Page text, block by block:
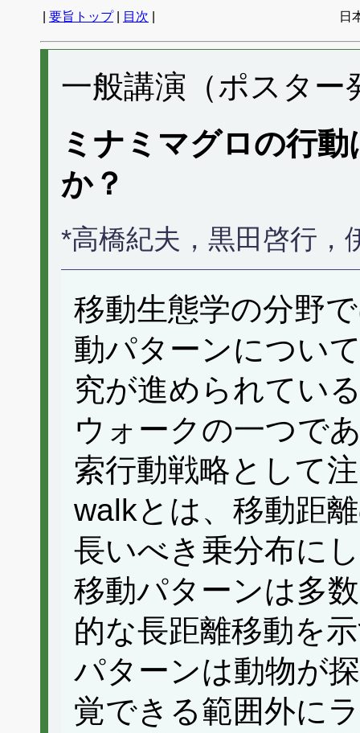
要旨トップ| 目次 日
一般講演（ポスター
ミナミマグロの行
か？
*高橋紀夫，黒田啓行，
移動生態学の分野
動パターンについ
究が進められてい
ウォークの一つで
索行動戦略として
walkとは、移動距
長いべき乗分布に
移動パターンは多
的な長距離移動を
パターンは動物が
覚できる範囲外に